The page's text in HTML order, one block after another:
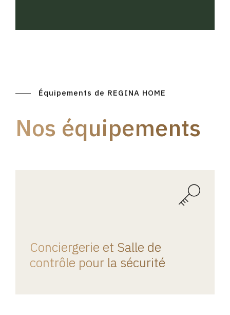
Équipements de REGINA HOME
Nos équipements
Conciergerie et Salle de
contrôle pour la sécurité